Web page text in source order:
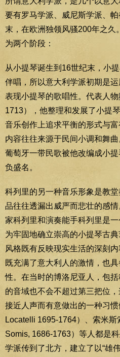
要有罗马学派、威尼斯学派、
末，在欧洲独领风骚200年之久
为两个阶段：
从小提琴诞生到16世纪末，小
伴唱，所以意大利学派初期是
表现小提琴的歌唱性。代表人物
1713），他整理和发展了小提
音乐创作上追求平衡的形式与
内容往往来源于民间小调和舞
葡萄牙一带民歌被他改编成小
负盛名。
科列里的另一种音乐形象是教
品往往透漏出威严而悲壮的感
家科列里和演奏能手科列里是
为牢固地确立崇高的小提琴古
风格既有反映现实生活的深刻
既充满了意大利人的激情，也
性。在当时的博洛尼亚人，包
的音域也不会不超过第三把位
接近人声而有意做出的一种习
Locatelli 1695-1764）、索米
Somis, 1686-1763）等人都是
学派传到了北方，建立了以“雄